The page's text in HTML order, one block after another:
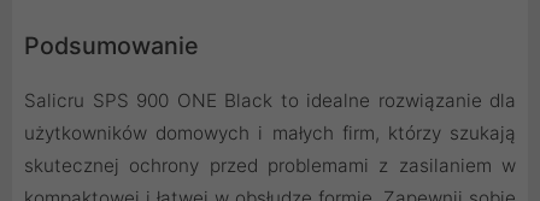
Podsumowanie
Salicru SPS 900 ONE Black to idealne rozwiązanie dla
użytkowników domowych i małych firm, którzy szukają
skutecznej ochrony przed problemami z zasilaniem w